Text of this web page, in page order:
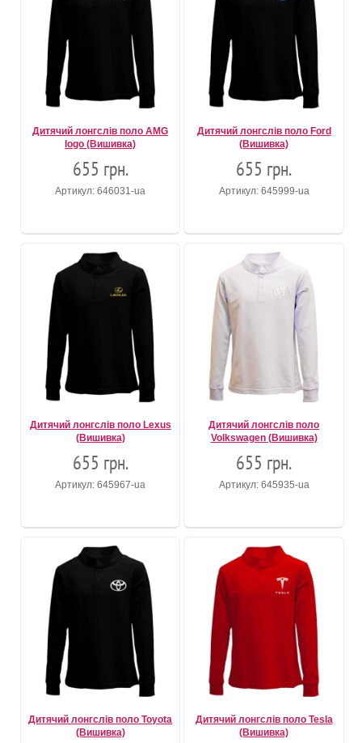
Дитячий лонгслів поло AMG
logo (Вишивка)
655 грн.
Артикул: 646031-ua
Дитячий лонгслів поло Ford
(Вишивка)
655 грн.
Артикул: 645999-ua
Дитячий лонгслів поло Lexus
(Вишивка)
655 грн.
Артикул: 645967-ua
Дитячий лонгслів поло
Volkswagen (Вишивка)
655 грн.
Артикул: 645935-ua
Дитячий лонгслів поло Toyota
(Вишивка)
Дитячий лонгслів поло Tesla
(Вишивка)